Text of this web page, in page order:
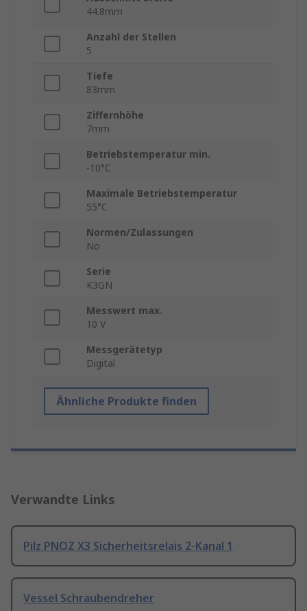
44.8mm
Anzahl der Stellen
5
Tiefe
83mm
Ziffernhöhe
7mm
Betriebstemperatur min.
-10°C
Maximale Betriebstemperatur
55°C
Normen/Zulassungen
No
Serie
K3GN
Messwert max.
10 V
Messgerätetyp
Digital
Ähnliche Produkte finden
Verwandte Links
Pilz PNOZ X3 Sicherheitsrelais 2-Kanal 1
Vessel Schraubendreher